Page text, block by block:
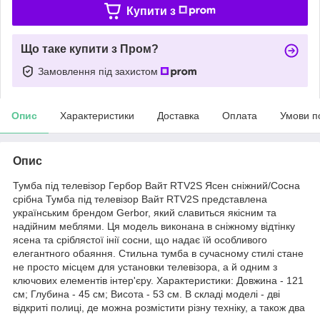
Купити з
Що таке купити з Пром?
Замовлення під захистом
Опис Характеристики Доставка Оплата Умови
Опис
Тумба під телевізор Гербор Вайт RTV2S Ясен сніжний/Сосна
срібна Тумба під телевізор Вайт RTV2S представлена
українським брендом Gerbor, який славиться якісним та
надійним меблями. Ця модель виконана в сніжному відтінку
ясена та сріблястої інії сосни, що надає їй особливого
елегантного обаяння. Стильна тумба в сучасному стилі стане
не просто місцем для установки телевізора, а й одним з
ключових елементів інтер'єру. Характеристики: Довжина - 121
см; Глубина - 45 см; Висота - 53 см. В складі моделі - дві
відкриті полиці, де можна розмістити різну техніку, а також два